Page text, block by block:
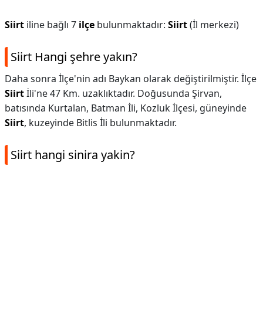
Siirt iline bağlı 7 ilçe bulunmaktadır: Siirt(İl merkezi)
Siirt Hangi şehre yakın?
Daha sonra İlçe'nin adı Baykan olarak değiştirilmiştir. İlçe
Siirtİli'ne 47 Km. uzaklıktadır. Doğusunda Şirvan,
batısında Kurtalan, Batman İli, Kozluk İlçesi, güneyinde
Siirt, kuzeyinde Bitlis İli bulunmaktadır.
Siirt hangi sinira yakin?